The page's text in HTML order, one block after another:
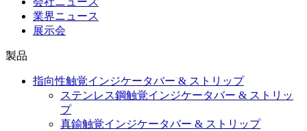
業界ニュース
展示会
製品
指向性触覚インジケータバー & ストリップ
ステンレス鋼触覚インジケータバー & ストリッ
プ
真鍮触覚インジケータバー & ストリップ